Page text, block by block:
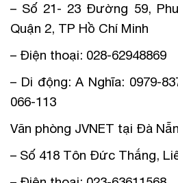
– Số 21- 23 Đường 59,
Quận 2, TP Hồ Chí Minh
– Điện thoại: 028-62948869
– Di động: A Nghĩa: 0979-
066-113
Văn phòng JVNET tại Đà
– Số 418 Tôn Đức Thắng,